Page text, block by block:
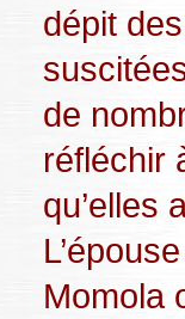
dépit
de
réfléchir
qu’elles
Momola